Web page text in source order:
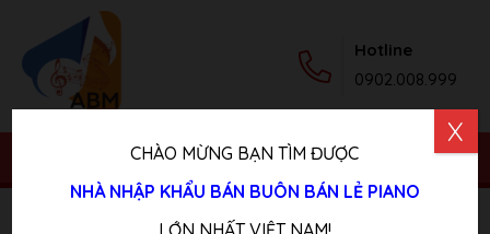
Hotline
0902.008.999
Trang chủ/ Sản phẩm/Piano Cơ/ Đàn Piano Cơ Yamaha
CHÀO MỪNG BẠN TÌM ĐƯỢC
NHÀ NHẬP KHẨU BÁN BUÔN BÁN LẺ PIANO
LỚN NHẤT VIỆT NAM!
X